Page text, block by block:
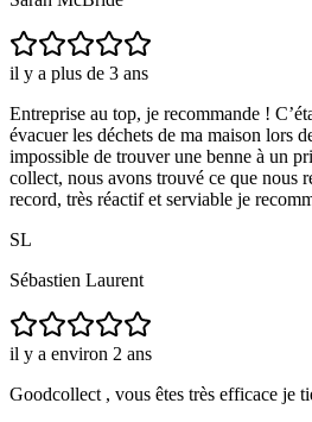
il y a plus de 3 ans
Entreprise au top, je recommande !
évacuer les déchets de ma maison lors
impossible de trouver une benne à un
collect, nous avons trouvé ce que nous
record, très réactif et serviable je
SL
Sébastien Laurent
il y a environ 2 ans
Goodcollect , vous êtes très efficace je